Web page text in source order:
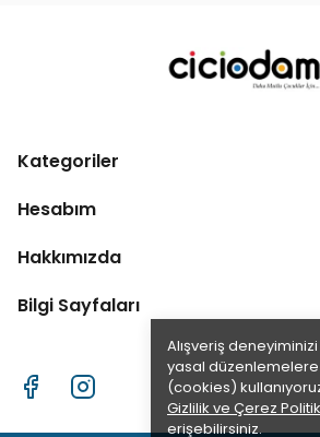
Alışveriş
yasal
(cookies)
Gizlilik ve Çerez
erişebilirsiniz.
Kategoriler
Hesabım
Hakkımızda
Bilgi Sayfaları